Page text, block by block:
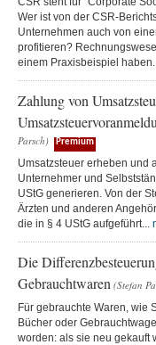
Wer ist von der CSR-
Unternehmen auch von
profitieren?
einem Praxisbeispiel
Zahlung von
Parsch)
Premium
Umsatzsteuer erheben und
Unternehmer und
UStG generieren. Von der
Ärzten und anderen
die in § 4 UStG aufgeführt...
Die
Gebrauchtwaren (Stefan
Für gebrauchte Waren, wie
Bücher oder
worden: als sie neu gekauft